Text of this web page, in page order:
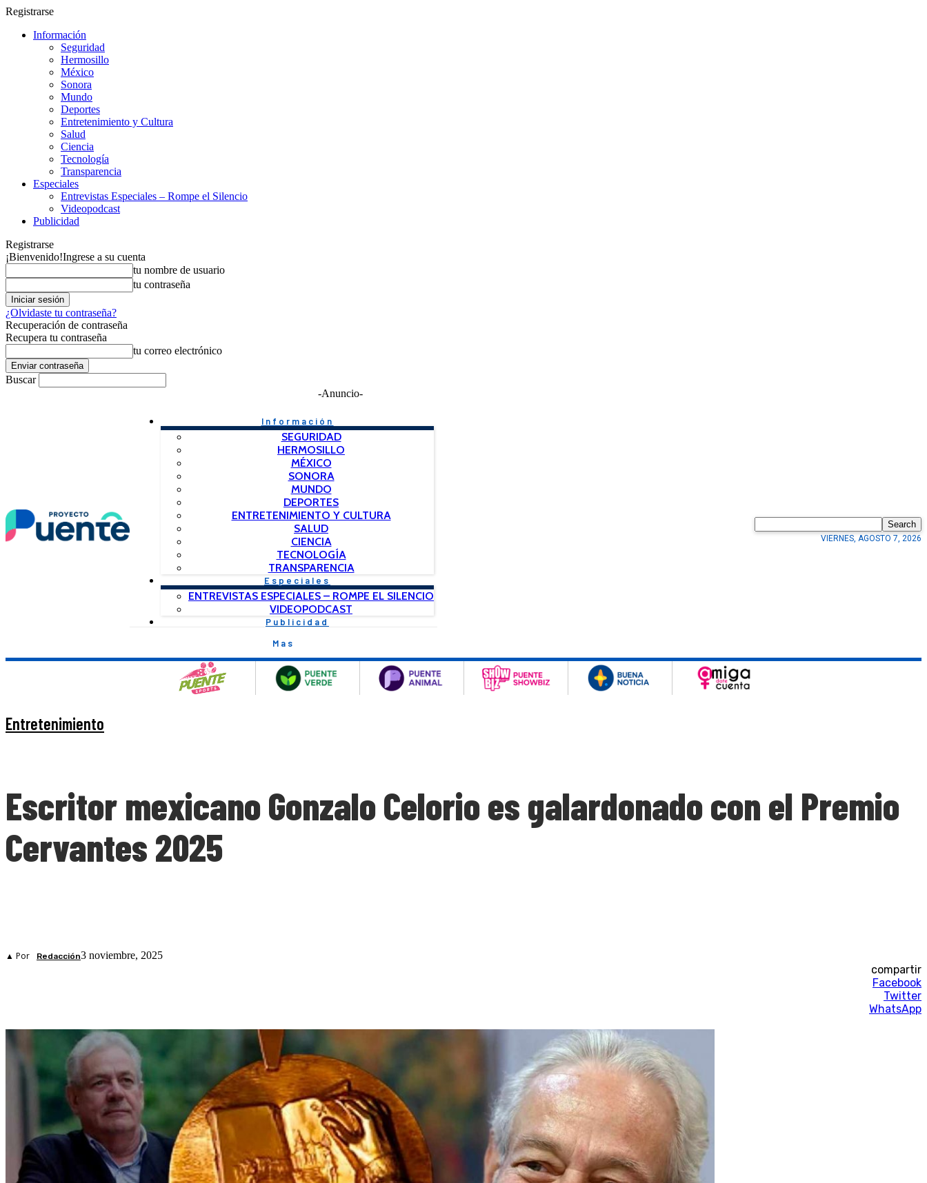
Registrarse
Información
Seguridad
Hermosillo
México
Sonora
Mundo
Deportes
Entretenimiento y Cultura
Salud
Ciencia
Tecnología
Transparencia
Especiales
Entrevistas Especiales – Rompe el Silencio
Videopodcast
Publicidad
Registrarse
¡Bienvenido!Ingrese a su cuenta
tu nombre de usuario
tu contraseña
¿Olvidaste tu contraseña?
Recuperación de contraseña
Recupera tu contraseña
tu correo electrónico
Buscar
-Anuncio-
Información
SEGURIDAD
HERMOSILLO
MÉXICO
SONORA
MUNDO
DEPORTES
ENTRETENIMIENTO Y CULTURA
SALUD
CIENCIA
TECNOLOGÍA
TRANSPARENCIA
Especiales
ENTREVISTAS ESPECIALES – ROMPE EL SILENCIO
VIDEOPODCAST
Publicidad
Mas
Search
VIERNES, AGOSTO 7, 2026
Entretenimiento
Escritor mexicano Gonzalo Celorio es galardonado con el Premio
Cervantes 2025
▲ Por Redacción3 noviembre, 2025
compartir
Facebook
Twitter
WhatsApp